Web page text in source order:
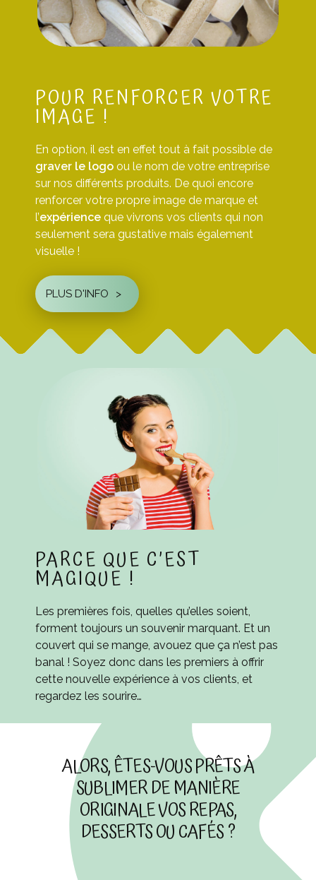
POUR RENFORCER VOTRE
IMAGE !
En option, il est en effet tout à fait possible de
graver le logo ou le nom de votre entreprise
sur nos différents produits. De quoi encore
renforcer votre propre image de marque et
l’expérience que vivrons vos clients qui non
seulement sera gustative mais également
visuelle !
PLUS D'INFO >
PARCE QUE C’EST
MAGIQUE !
Les premières fois, quelles qu’elles soient,
forment toujours un souvenir marquant. Et un
couvert qui se mange, avouez que ça n’est pas
banal ! Soyez donc dans les premiers à offrir
cette nouvelle expérience à vos clients, et
regardez les sourire…
ALORS, ÊTES-VOUS PRÊTS À
SUBLIMER DE MANIÈRE
ORIGINALE VOS REPAS,
DESSERTS OU CAFÉS ?